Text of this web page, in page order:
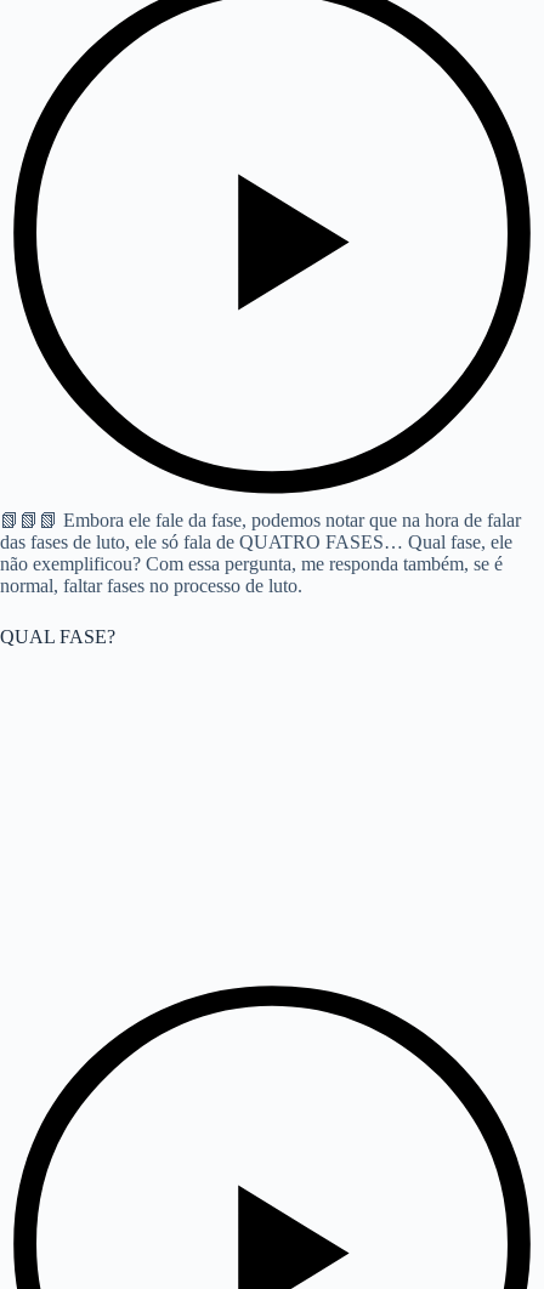
📗📗📗 Embora ele fale da fase, podemos notar que na hora de falar
das fases de luto, ele só fala de QUATRO FASES… Qual fase, ele
não exemplificou? Com essa pergunta, me responda também, se é
normal, faltar fases no processo de luto.
QUAL FASE?